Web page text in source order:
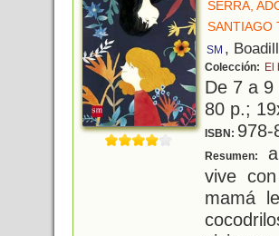
SERRA,
SANTIAGO
SM ,
Colección: El
De 7 a
80 p.;
ISBN: 978-
Resumen:
vive
mamá